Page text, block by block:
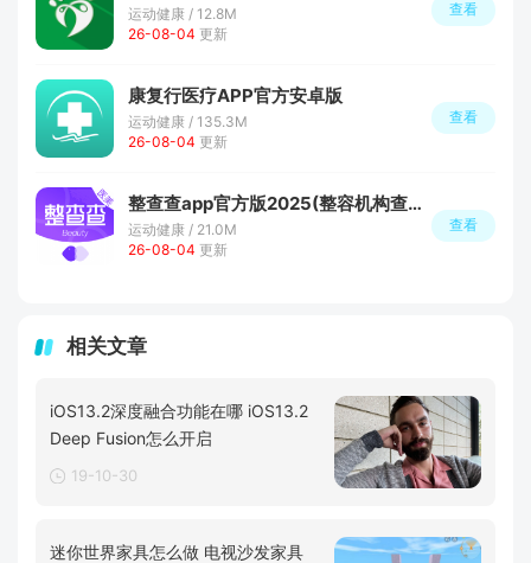
运动健康 / 12.8M
26-08-04 更新
查看
康复行医疗APP官方安卓版
运动健康 / 135.3M
26-08-04 更新
查看
整查查app官方版2025(整容机构查询)
运动健康 / 21.0M
26-08-04 更新
查看
相关文章
iOS13.2深度融合功能在哪 iOS13.2
Deep Fusion怎么开启
19-10-30
迷你世界家具怎么做 电视沙发家具